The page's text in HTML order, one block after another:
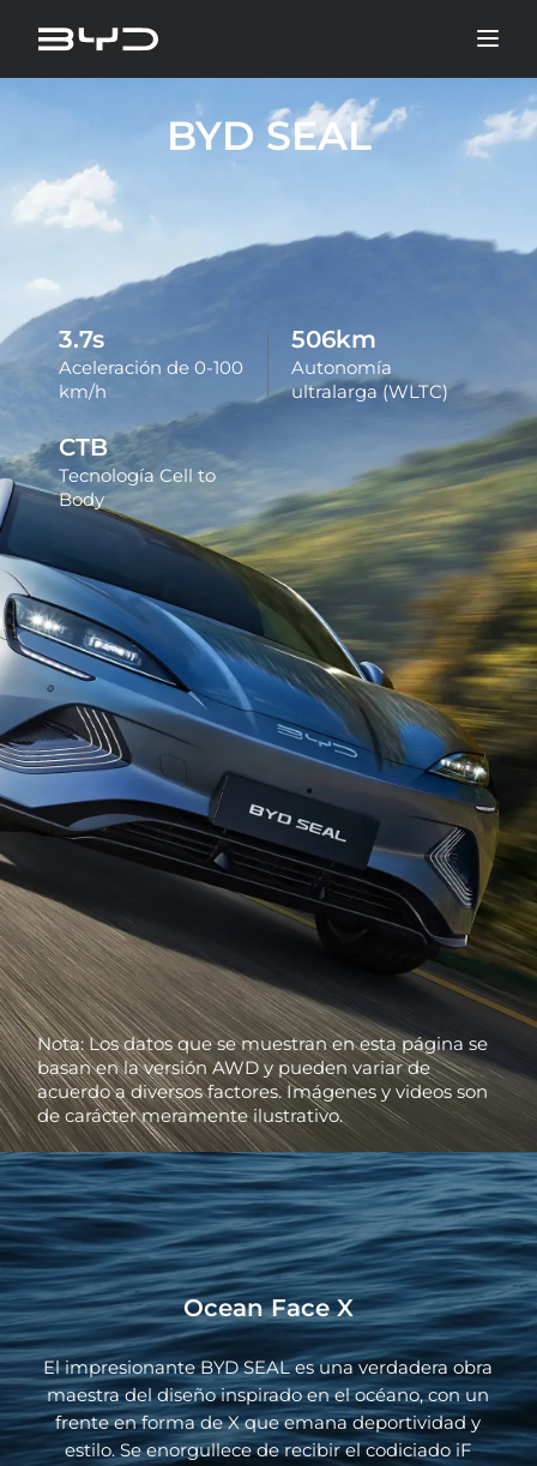
BYD SEAL
3.8s
Aceleración de 0-100
km/h
519km
Autonomía
ultralarga (WLTC)
CTB
Tecnología Cell to
Body
Nota: Los datos que se muestran en esta página se
basan en la versión AWD y pueden variar de
acuerdo a diversos factores. Imágenes y videos son
de carácter meramente ilustrativo.
Ocean Face X
El impresionante BYD SEAL es una verdadera obra
maestra del diseño inspirado en el océano, con un
frente en forma de X que emana deportividad y
estilo. Se enorgullece de recibir el codiciado iF